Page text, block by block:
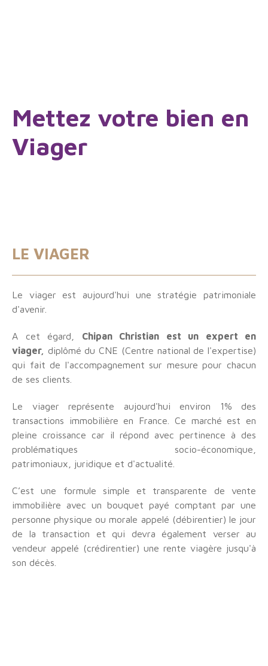
Mettez votre bien en
Viager
LE VIAGER
Le viager est aujourd'hui une stratégie patrimoniale
d'avenir.
A cet égard, Chipan Christian est un expert en
viager,
diplômé du CNE (Centre national de l'expertise)
qui fait de l'accompagnement sur mesure pour chacun
de ses clients.
Le viager représente aujourd'hui environ 1% des
transactions immobilière en France. Ce marché est en
pleine croissance car il répond avec pertinence à des
problématiques socio-économique,
patrimoniaux, juridique et d'actualité.
C’est une formule simple et transparente de vente
immobilière avec un bouquet payé comptant par une
personne physique ou morale appelé (débirentier) le jour
de la transaction et qui devra également verser au
vendeur appelé (crédirentier) une rente viagère jusqu'à
son décès.